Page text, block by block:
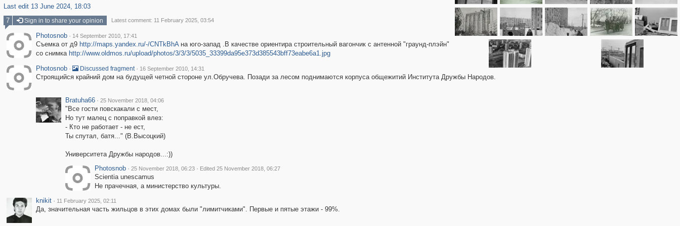
Last edit 13 June 2024, 18:03
7 Sign in to share your opinion Latest comment: 11 February 2025, 03:54
Photosnob · 14 September 2010, 17:41
Съемка от д9 http://maps.yandex.ru/-/CNTkBhAна юго-запад .В качестве ориентира строительный вагончик с антенной "граунд-плэйн"
со снимка http://www.oldmos.ru/upload/photos/3/3/3/5035_33399da95e373d385543bff73eabe6a1.jpg
Photosnob · Discussed fragment · 16 September 2010, 14:31
Строящийся крайний дом на будущей четной стороне ул.Обручева. Позади за лесом поднимаются корпуса общежитий Института Дружбы Народов.
Bratuha66 · 25 November 2018, 04:06
"Все гости повскакали с мест,
Но тут малец с поправкой влез:
- Кто не работает - не ест,
Ты спутал, батя..." (В.Высоцкий)
Университета Дружбы народов...:))
Photosnob · 25 November 2018, 06:23 · Edited 25 November 2018, 06:27
Scientia unescamus
Не прачечная, а министерство культуры.
knikit · 11 February 2025, 02:11
Да, значительная часть жильцов в этих домах были "лимитчиками". Первые и пятые этажи - 99%.